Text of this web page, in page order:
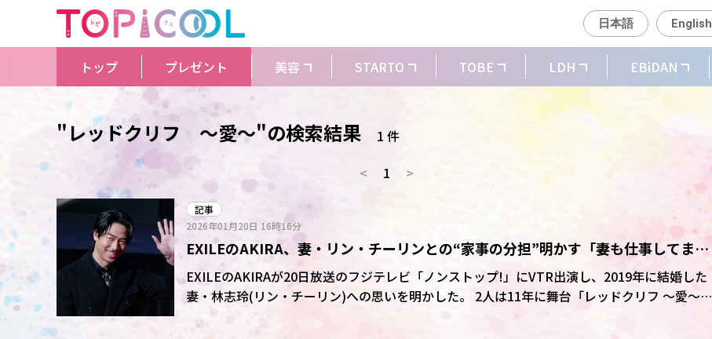
日本語 English
トップ プレゼント 美容 STARTO TOBE LDH EBiDAN
"レッドクリフ ～愛～"の検索結果
1 件
<
1 >
記事
2026年01月20日 16時16分
EXILEのAKIRA、妻・リン・チーリンとの“家事の分担”明かす「妻も仕事してます
ので…」
EXILEのAKIRAが20日放送のフジテレビ「ノンストップ!」にVTR出演し、2019年に結婚した
妻・林志玲(リン・チーリン)への思いを明かした。 2人は11年に舞台「レッドクリフ ～愛～」
で共演し、18年末頃から交際に発展。約半年間の交際をへて翌19年6月に婚姻届を提出した。